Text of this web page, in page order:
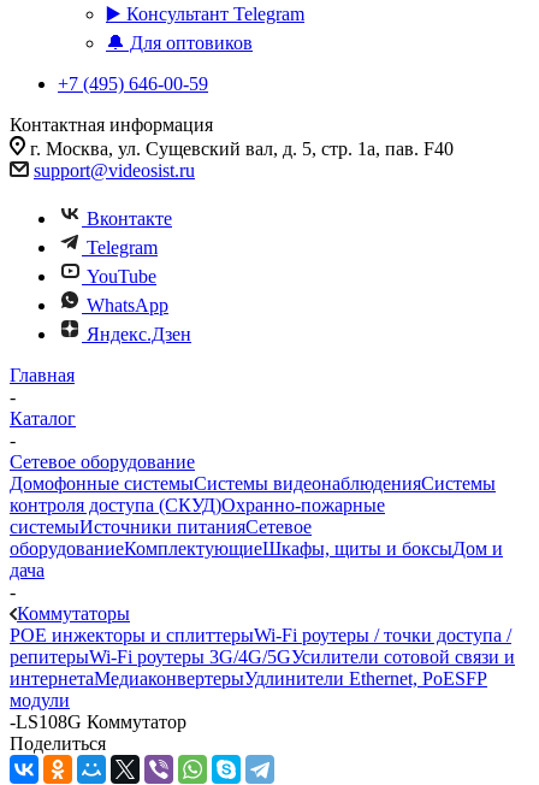
▶️ Консультант Telegram
🔔 Для оптовиков
+7 (495) 646-00-59
Контактная информация
г. Москва, ул. Сущевский вал, д. 5, стр. 1а, пав. F40
support@videosist.ru
Вконтакте
Telegram
YouTube
WhatsApp
Яндекс.Дзен
Главная
-
Каталог
-
Сетевое оборудование
Домофонные системыСистемы видеонаблюденияСистемы
контроля доступа (СКУД)Охранно-пожарные
системыИсточники питанияСетевое
оборудованиеКомплектующиеШкафы, щиты и боксыДом и
дача
-
Коммутаторы
POE инжекторы и сплиттерыWi-Fi роутеры / точки доступа /
репитерыWi-Fi роутеры 3G/4G/5GУсилители сотовой связи и
интернетаМедиаконвертерыУдлинители Ethernet, PoESFP
модули
-LS108G Коммутатор
Поделиться